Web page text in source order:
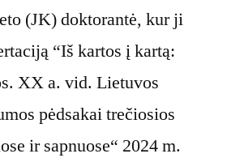
(JK) doktorantė, kur ji
“Iš kartos į kartą:
XX a. vid. Lietuvos
pėdsakai trečiosios
ir sapnuose“ 2024 m.